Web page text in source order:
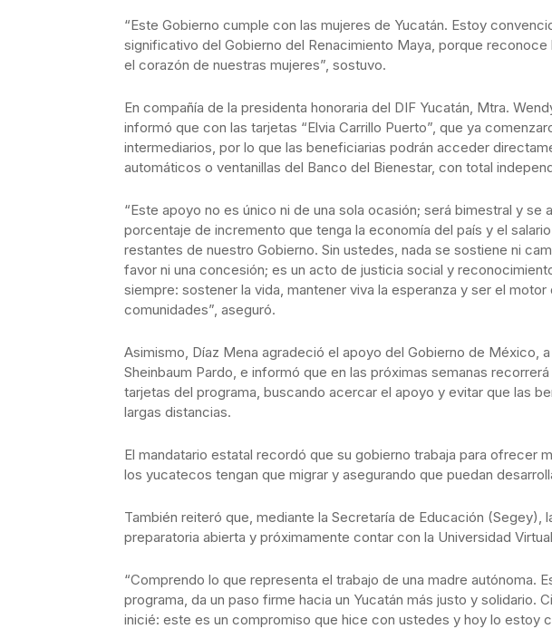
“Este Gobierno cumple con las mujeres de Yucatán. Estoy
significativo del Gobierno del Renacimiento Maya, porque
el corazón de nuestras mujeres”, sostuvo.
En compañía de la presidenta honoraria del DIF Yucatán, Mtra.
informó que con las tarjetas “Elvia Carrillo Puerto”, que ya
intermediarios, por lo que las beneficiarias podrán acceder
automáticos o ventanillas del Banco del Bienestar, con total
“Este apoyo no es único ni de una sola ocasión; será bimestral y se
porcentaje de incremento que tenga la economía del país y el
restantes de nuestro Gobierno. Sin ustedes, nada se sostiene ni
favor ni una concesión; es un acto de justicia social y
siempre: sostener la vida, mantener viva la esperanza y ser el
comunidades”, aseguró.
Asimismo, Díaz Mena agradeció el apoyo del Gobierno de México,
Sheinbaum Pardo, e informó que en las próximas semanas
tarjetas del programa, buscando acercar el apoyo y evitar que las
largas distancias.
El mandatario estatal recordó que su gobierno trabaja para ofrecer
los yucatecos tengan que migrar y asegurando que puedan
También reiteró que, mediante la Secretaría de Educación (Segey),
preparatoria abierta y próximamente contar con la Universidad
“Comprendo lo que representa el trabajo de una madre autónoma.
programa, da un paso firme hacia un Yucatán más justo y solidario.
inicié: este es un compromiso que hice con ustedes y hoy lo estoy